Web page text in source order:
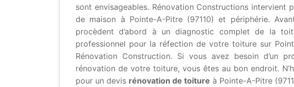
sont envisageables. Rénovation Constructions
de maison à Pointe-A-Pitre (97110) et périphérie.
procèdent d’abord à un diagnostic complet de la
professionnel pour la réfection de votre toiture sur
Rénovation Construction. Si vous avez besoin d’un
rénovation de votre toiture, vous êtes au bon endroit.
pour un devis rénovation de toiture à Pointe-A-Pitre